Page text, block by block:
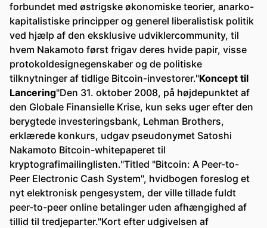
forbundet med østrigske økonomiske teorier, anarko-
kapitalistiske principper og generel liberalistisk politik
ved hjælp af den eksklusive udviklercommunity, til
hvem Nakamoto først frigav deres hvide papir, visse
protokoldesignegenskaber og de politiske
tilknytninger af tidlige Bitcoin-investorer."Koncept til
Lancering"Den 31. oktober 2008, på højdepunktet af
den Globale Finansielle Krise, kun seks uger efter den
berygtede investeringsbank, Lehman Brothers,
erklærede konkurs, udgav pseudonymet Satoshi
Nakamoto Bitcoin-whitepaperet til
kryptografimailinglisten."Titled "Bitcoin: A Peer-to-
Peer Electronic Cash System", hvidbogen foreslog et
nyt elektronisk pengesystem, der ville tillade fuldt
peer-to-peer online betalinger uden afhængighed af
tillid til tredjeparter."Kort efter udgivelsen af